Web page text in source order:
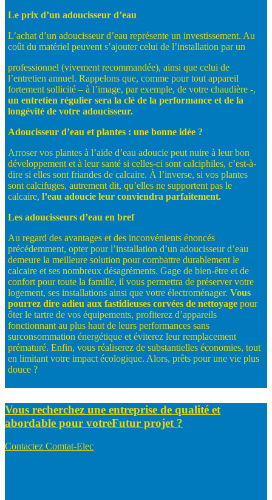
Le prix d’un adoucisseur d’eau
L’achat d’un adoucisseur d’eau représente un investissement. Au
coût du matériel peuvent s’ajouter celui de l’installation par un
professionnel (vivement recommandée), ainsi que celui de
l’entretien annuel. Rappelons que, comme pour tout appareil
fortement sollicité – à l’image, par exemple, de votre chaudière -,
un entretien régulier sera la clé de la performance et de la
longévité de votre adoucisseur.
Adoucisseur d’eau et plantes : une bonne idée ?
Arroser vos plantes à l’aide d’eau adoucie peut nuire à leur bon
développement et à leur santé si celles-ci sont calciphiles, c’est-à-
dire si elles sont friandes de calcaire. À l’inverse, si vos plantes
sont calcifuges, autrement dit, qu’elles ne supportent pas le
calcaire, l’eau adoucie leur conviendra parfaitement.
Les adoucisseurs d’eau en bref
Au regard des avantages et des inconvénients énoncés
précédemment, opter pour l’installation d’un adoucisseur d’eau
demeure la meilleure solution pour combattre durablement le
calcaire et ses nombreux désagréments. Gage de bien-être et de
confort pour toute la famille, il vous permettra de préserver votre
logement, ses installations ainsi que votre électroménager. Vous
pourrez dire adieu aux fastidieuses corvées de nettoyage pour
ôter le tartre de vos équipements, profiterez d’appareils
fonctionnant au plus haut de leurs performances sans
surconsommation énergétique et éviterez leur remplacement
prématuré. Enfin, vous réaliserez de substantielles économies, tout
en limitant votre impact écologique. Alors, prêts pour une vie plus
douce ?
Vous recherchez une entreprise de qualité et
abordable pour votreFutur projet ?
Contactez Comtat-Elec